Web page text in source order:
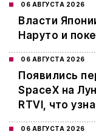
06 АВГУСТА 2026
Власти
Наруто и
06 АВГУСТА 2026
Появились
SpaceX на
RTVI, что
06 АВГУСТА 2026